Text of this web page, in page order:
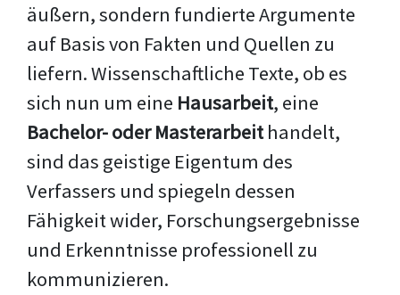
äußern, sondern fundierte Argumente
auf Basis von Fakten und Quellen zu
liefern. Wissenschaftliche Texte, ob es
sich nun um eine Hausarbeit, eine
Bachelor- oder Masterarbeithandelt,
sind das geistige Eigentum des
Verfassers und spiegeln dessen
Fähigkeit wider, Forschungsergebnisse
und Erkenntnisse professionell zu
kommunizieren.